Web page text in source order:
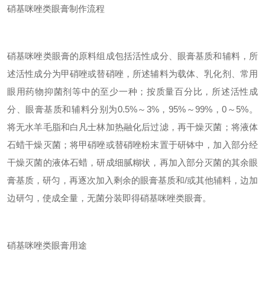
硝基咪唑类眼膏制作流程
硝基咪唑类眼膏的原料组成包括活性成分、眼膏基质和辅料，所
述活性成分为甲硝唑或替硝唑，所述辅料为载体、乳化剂、常用
眼用药物抑菌剂等中的至少一种；按质量百分比，所述活性成
分、眼膏基质和辅料分别为0.5%～3%，95%～99%，0～5%。
将无水羊毛脂和白凡士林加热融化后过滤，再干燥灭菌；将液体
石蜡干燥灭菌；将甲硝唑或替硝唑粉末置于研钵中，加入部分经
干燥灭菌的液体石蜡，研成细腻糊状，再加入部分灭菌的其余眼
膏基质，研匀，再逐次加入剩余的眼膏基质和/或其他辅料，边加
边研匀，使成全量，无菌分装即得硝基咪唑类眼膏。
硝基咪唑类眼膏用途